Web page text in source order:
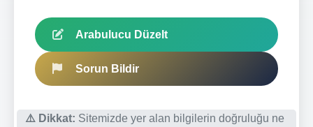
Arabulucu Düzelt
Sorun Bildir
⚠️ Dikkat: Sitemizde yer alan bilgilerin doğruluğu ne